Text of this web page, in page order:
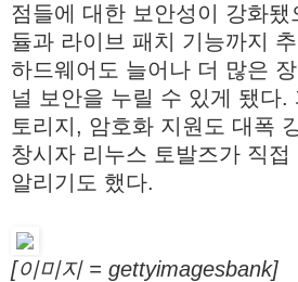
점들에 대한 보안성이 강화됐
듈과 라이브 패치 기능까지
하드웨어도 늘어나 더 많은
널 보안을 누릴 수 있게 됐다.
토리지, 암호화 지원도 대폭
창시자 리누스 토발즈가 직접
알리기도 했다.
[이미지 = gettyimagesbank]